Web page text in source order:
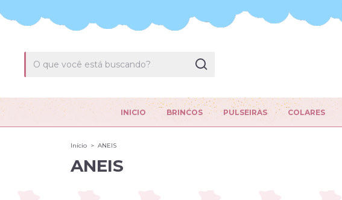
INICIO BRINCOS PULSEIRAS COLARES
Início > ANEIS
ANEIS